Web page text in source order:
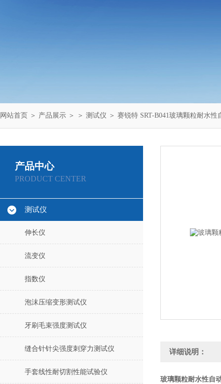
网站首页 ＞ 产品展示 ＞ ＞ 测试仪 ＞ 赛锐特 SRT-B041玻璃颗粒耐水
产品中心
PRODUCT CENTER
测试仪
伸长仪
流变仪
指数仪
泡沫压缩变形测试仪
牙刷毛束强度测试仪
缝合针针尖强度刺穿力测试仪
手套线性耐切割性能试验仪
详细说明：
玻璃颗粒耐水性自